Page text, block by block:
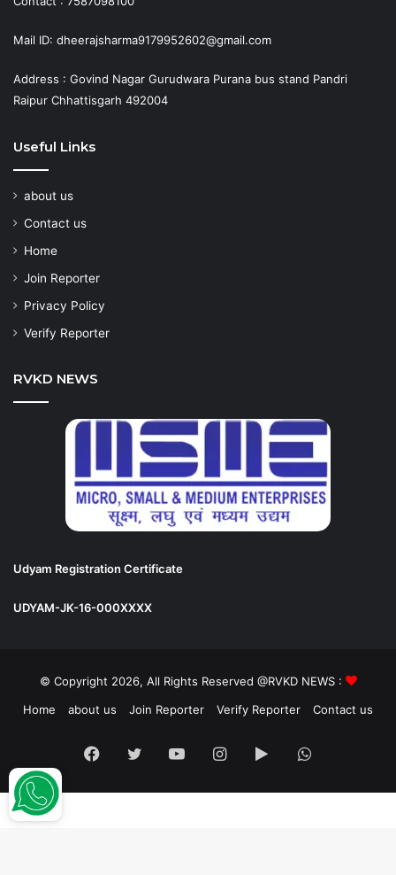
Mail ID: dheerajsharma9179952602@gmail.com
Address : Govind Nagar Gurudwara Purana bus stand Pandri
Raipur Chhattisgarh 492004
Useful Links
about us
Contact us
Home
Join Reporter
Privacy Policy
Verify Reporter
RVKD NEWS
Udyam Registration Certificate
UDYAM-JK-16-000XXXX
© Copyright 2026, All Rights Reserved @RVKD NEWS :
Home
about us Join Reporter Verify Reporter Contact us
Facebook
TwitterYouTubeInstagram
Google
Play
WhatsApp